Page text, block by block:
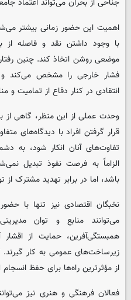
اهمیت این حضور زمانی بیشتر
با وجود داشتن نقد و فاصله
موضعی روشن اتخاذ کند. چنین
فشار خارجی را مشخص می‌کند
انتقادی در کنار دفاع از تمامیت و
وحدت عملی از این منظر، گاهی از
قرار گرفتن افراد با دیدگاه‌های
تفاوت‌های آنان انکار شود، به
الزاماً به فرصت نفوذ تبدیل
باشد، اما در برابر تهدید مشترک از
نخبگان اقتصادی نیز تنها با
می‌توانند منابع و توان
همبستگی‌آفرین، حمایت از
زیرساخت‌های عمومی به کار
از مؤثرترین راه‌ها برای حفظ
فعالان فرهنگی و هنری نیز